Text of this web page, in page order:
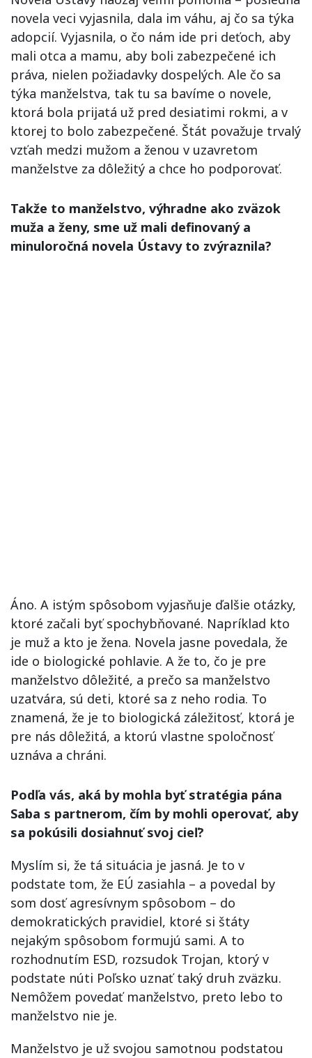
novela veci vyjasnila, dala im váhu, aj čo sa týka
adopcií. Vyjasnila, o čo nám ide pri deťoch, aby
mali otca a mamu, aby boli zabezpečené ich
práva, nielen požiadavky dospelých. Ale čo sa
týka manželstva, tak tu sa bavíme o novele,
ktorá bola prijatá už pred desiatimi rokmi, a v
ktorej to bolo zabezpečené. Štát považuje trvalý
vzťah medzi mužom a ženou v uzavretom
manželstve za dôležitý a chce ho podporovať.
Takže to manželstvo, výhradne ako zväzok
muža a ženy, sme už mali definovaný a
minuloročná novela Ústavy to zvýraznila?
Áno. A istým spôsobom vyjasňuje ďalšie otázky,
ktoré začali byť spochybňované. Napríklad kto
je muž a kto je žena. Novela jasne povedala, že
ide o biologické pohlavie. A že to, čo je pre
manželstvo dôležité, a prečo sa manželstvo
uzatvára, sú deti, ktoré sa z neho rodia. To
znamená, že je to biologická záležitosť, ktorá je
pre nás dôležitá, a ktorú vlastne spoločnosť
uznáva a chráni.
Podľa vás, aká by mohla byť stratégia pána
Saba s partnerom, čím by mohli operovať, aby
sa pokúsili dosiahnuť svoj cieľ?
Myslím si, že tá situácia je jasná. Je to v
podstate tom, že EÚ zasiahla – a povedal by
som dosť agresívnym spôsobom – do
demokratických pravidiel, ktoré si štáty
nejakým spôsobom formujú sami. A to
rozhodnutím ESD, rozsudok Trojan, ktorý v
podstate núti Poľsko uznať taký druh zväzku.
Nemôžem povedať manželstvo, preto lebo to
manželstvo nie je.
Manželstvo je už svojou samotnou podstatou